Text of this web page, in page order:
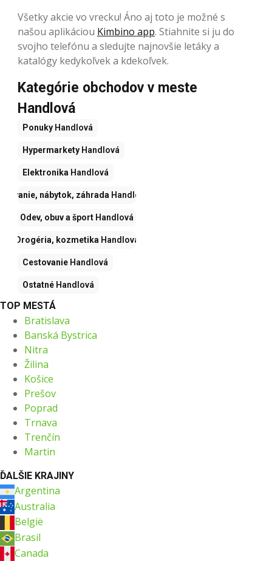
Všetky akcie vo vrecku! Áno aj toto je možné s
našou aplikáciou Kimbino app. Stiahnite si ju do
svojho telefónu a sledujte najnovšie letáky a
katalógy kedykoľvek a kdekoľvek.
Kategórie obchodov v meste
Handlová
Ponuky Handlová
Hypermarkety Handlová
Elektronika Handlová
Bývanie, nábytok, záhrada Handlová
Odev, obuv a šport Handlová
Drogéria, kozmetika Handlová
Cestovanie Handlová
Ostatné Handlová
TOP MESTÁ
Bratislava
Banská Bystrica
Nitra
Žilina
Košice
Prešov
Poprad
Trnava
Trenčín
Martin
ĎALŠIE KRAJINY
Argentina
Australia
België
Brasil
Canada